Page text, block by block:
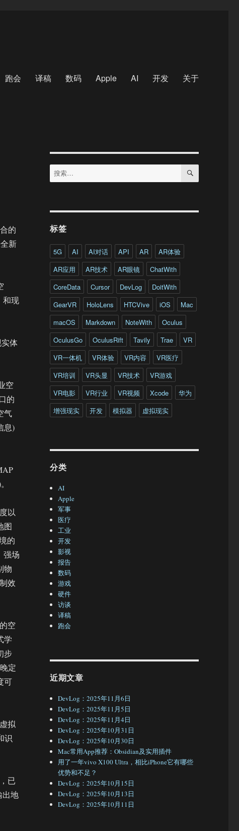
跑会 译稿 数码 Apple AI 开发 关于
的
新
和现
体
空
的
气
息)
以
图
的
强场
物
效
空
学
步
定
可
拟
识
已
出地
搜
索：
搜
标签
5G AI AI对话 API AR
AR体验
AR应用
AR技术 AR眼镜
ChatWith
CoreData
Cursor DevLog
DoitWith
GearVR
HoloLens HTCVive iOS
Mac
macOS
Markdown NoteWith
Oculus
OculusGo
OculusRift Tavily Trae
VR
VR一体机
VR体验 VR内容
VR医疗
VR培训
VR头显 VR技术
VR游戏
VR电影
VR行业 VR视频 Xcode
华为
增强现实
开发 模拟器 虚拟现实
分类
AI
Apple
军事
医疗
工业
开发
影视
报告
数码
游戏
硬件
访谈
译稿
跑会
近期文章
DevLog：2025年11月6日
DevLog：2025年11月5日
DevLog：2025年11月4日
DevLog：2025年10月31日
DevLog：2025年10月30日
Mac常用App推荐：Obsidian及实用插件
用了一年vivo X100 Ultra，相比iPhone它有哪些
优势和不足？
DevLog：2025年10月15日
DevLog：2025年10月13日
DevLog：2025年10月11日